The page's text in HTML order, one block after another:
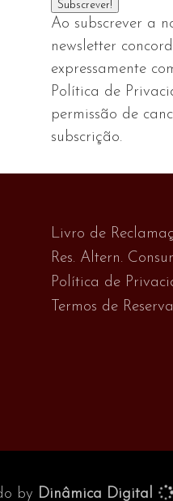
Ao subscrever a
newsletter
expressamente
Política de
permissão de
subscrição.
Livro de
Res. Altern.
Política de
Termos de Reserva
by Dinâmica Digital